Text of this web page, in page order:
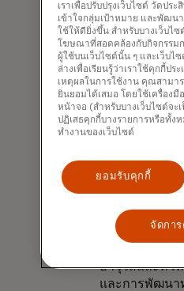
มากขึ้นต้องกา
เรียนรู้ทักษะใ
แวดล้อมการท
อยู่ตลอดเวลา
นวัตกรรมต่าง
รวดเร็วยิ่งขึ้น
Mastercard
Unlocked
คำปรึกษาและ
“การให้คำปรึ
หมายความถึง
มีความเชี่ยวช
อาวุโสและหัว
และการพัฒนา
เราเพื่อปรับปรุงเว็บไซต์ วัดปร
เข้าใจกลุ่มเป้าหมาย และพัฒน
ใช้ให้ดียิ่งขึ้น สำหรับบางเว็บไซ
โฆษณาที่สอดคล้องกับกิจกรรม
ผู้ใช้บนเว็บไซต์นั้น ๆ และเว็บ
ล่างเพื่อเรียนรู้ว่าเราใช้คุกกี้ปร
เหตุผลในการใช้งาน คุณสามา
ยินยอมได้เสมอ โดยใช้เครื่อง
หน้าจอ (สำหรับบางเว็บไซต์จะ
ปฏิเสธคุกกี้บางรายการหรือทั้ง
ทำงานของเว็บไซต์
ยอมรับคุกกี้
จัดกา